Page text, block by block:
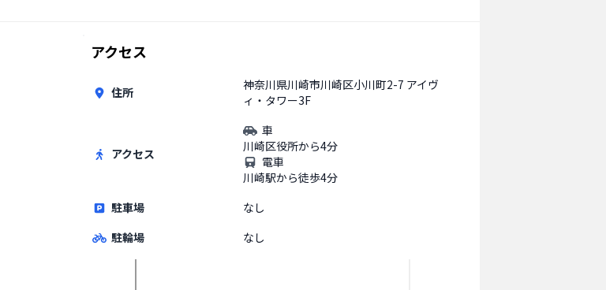
アクセス
住所
神奈川県川崎市川崎区小川町2-7 アイヴ
ィ・タワー3F
アクセス
車
川崎区役所から4分
電車
川崎駅から徒歩4分
駐車場
なし
駐輪場
なし